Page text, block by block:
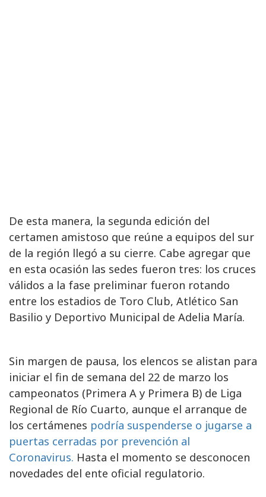
De esta manera, la segunda edición del
certamen amistoso que reúne a equipos del sur
de la región llegó a su cierre. Cabe agregar que
en esta ocasión las sedes fueron tres: los cruces
válidos a la fase preliminar fueron rotando
entre los estadios de Toro Club, Atlético San
Basilio y Deportivo Municipal de Adelia María.
Sin margen de pausa, los elencos se alistan para
iniciar el fin de semana del 22 de marzo los
campeonatos (Primera A y Primera B) de Liga
Regional de Río Cuarto, aunque el arranque de
los certámenes podría suspenderse o jugarse a
puertas cerradas por prevención al
Coronavirus. Hasta el momento se desconocen
novedades del ente oficial regulatorio.